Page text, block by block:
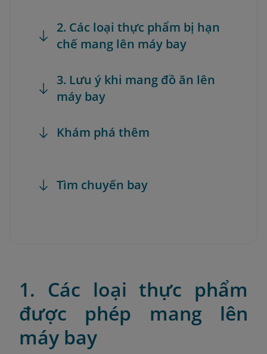
2. Các loại thực phẩm bị hạn
chế mang lên máy bay
3. Lưu ý khi mang đồ ăn lên
máy bay
Khám phá thêm
Tìm chuyến bay
1. Các loại thực phẩm
được phép mang lên
máy bay